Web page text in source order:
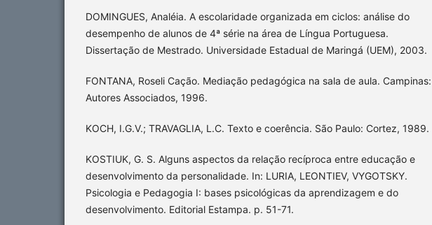
DOMINGUES, Analéia. A escolaridade organizada em ciclos: análise do
desempenho de alunos de 4ª série na área de Língua Portuguesa.
Dissertação de Mestrado. Universidade Estadual de Maringá (UEM), 2003.
FONTANA, Roseli Cação. Mediação pedagógica na sala de aula. Campinas:
Autores Associados, 1996.
KOCH, I.G.V.; TRAVAGLIA, L.C. Texto e coerência. São Paulo: Cortez, 1989.
KOSTIUK, G. S. Alguns aspectos da relação recíproca entre educação e
desenvolvimento da personalidade. In: LURIA, LEONTIEV, VYGOTSKY.
Psicologia e Pedagogia I: bases psicológicas da aprendizagem e do
desenvolvimento. Editorial Estampa. p. 51-71.